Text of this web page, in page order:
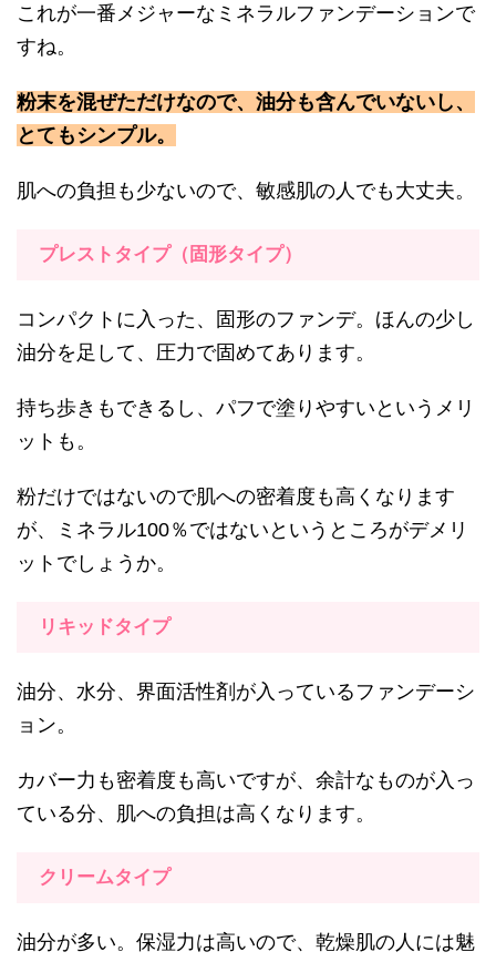
これが一番メジャーなミネラルファンデーションで
すね。
粉末を混ぜただけなので、油分も含んでいないし、
とてもシンプル。
肌への負担も少ないので、敏感肌の人でも大丈夫。
プレストタイプ（固形タイプ）
コンパクトに入った、固形のファンデ。ほんの少し
油分を足して、圧力で固めてあります。
持ち歩きもできるし、パフで塗りやすいというメリ
ットも。
粉だけではないので肌への密着度も高くなります
が、ミネラル100％ではないというところがデメリ
ットでしょうか。
リキッドタイプ
油分、水分、界面活性剤が入っているファンデーシ
ョン。
カバー力も密着度も高いですが、余計なものが入っ
ている分、肌への負担は高くなります。
クリームタイプ
油分が多い。保湿力は高いので、乾燥肌の人には魅